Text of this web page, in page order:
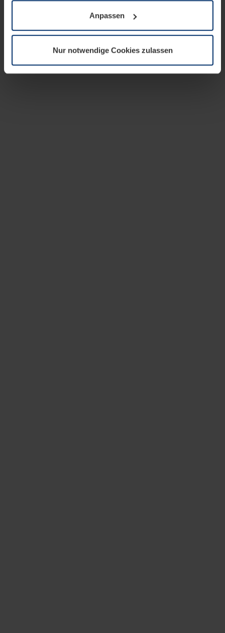
wenn diese für den Betrieb dieser Seite unbedingt
notwendig sind. Für alle anderen Cookie-Typen benötigen
wir Ihre Erlaubnis. Ihre Einwilligung können Sie jederzeit
Datenschutzerklärungunserer Website ändern oder
widerrufen.
Anpassen
Nur notwendige Cookies zulassen